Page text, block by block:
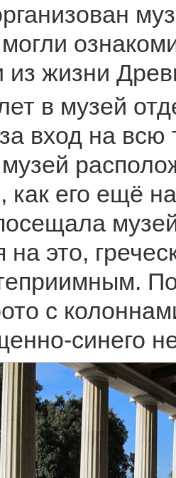
из жизни
в музей
вход на всю
как его ещё
на это,
с
синего